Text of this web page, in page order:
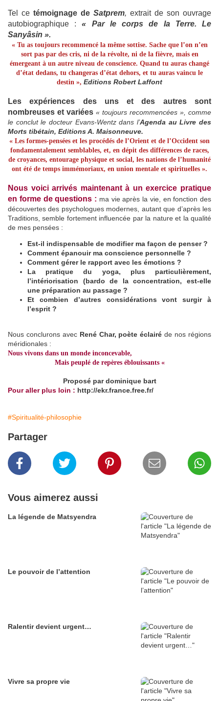
Tel ce témoignage de Satprem, extrait de son ouvrage
autobiographique :« Par le corps de la Terre. Le
Sanyâsin ».
« Tu as toujours recommencé la même sottise. Sache que l’on n’en
sort pas par des cris, ni de la révolte, ni de la fièvre, mais en
émergeant à un autre niveau de conscience. Quand tu auras changé
d’état dedans, tu changeras d’état dehors, et tu auras vaincu le
destin », Editions Robert Laffont
Les expériences des uns et des autres sont
nombreuses et variées « toujours recommencées », comme
le conclut le docteur Evans-Wentz dans l’Agenda au Livre des
Morts tibétain, Editions A. Maisonneuve.
« Les formes-pensées et les procédés de l’Orient et de l’Occident son
fondamentalement semblables, et, en dépit des différences de races,
de croyances, entourage physique et social, les nations de l’humanité
ont été de temps immémoriaux, en union mentale et spirituelles ».
Nous voici arrivés maintenant à un exercice pratique
en forme de questions : ma vie après la vie, en fonction des
découvertes des psychologues modernes, autant que d’après les
Traditions, semble fortement influencée par la nature et la qualité
de mes pensées :
Est-il indispensable de modifier ma façon de penser ?
Comment épanouir ma conscience personnelle ?
Comment gérer le rapport avec les émotions ?
La pratique du yoga, plus particulièrement,
l’intériorisation (bardo de la concentration, est-elle
une préparation au passage ?
Et combien d’autres considérations vont surgir à
l’esprit ?
Nous conclurons avec René Char, poète éclairé de nos régions
méridionales :
Nous vivons dans un monde inconcevable,
Mais peuplé de repères éblouissants «
Proposé par dominique bart
Pour aller plus loin : http://ekr.france.free.fr/
#Spiritualité-philosophie
Partager
Vous aimerez aussi
La légende de Matsyendra
Le pouvoir de l’attention
Ralentir devient urgent…
Vivre sa propre vie